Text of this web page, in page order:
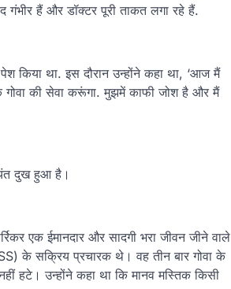
हैं और डॉक्‍टर पूरी ताकत लगा रहे हैं.
किया था. इस दौरान उन्होंने कहा था, ‘आज मैं
गोवा की सेवा करूंगा. मुझमें काफी जोश है और मैं
दुख हुआ है।
एक ईमानदार और सादगी भरा जीवन जीने वाले
के सक्रिय प्रचारक थे। वह तीन बार गोवा के
हटे। उन्होंने कहा था कि मानव मस्तिक किसी